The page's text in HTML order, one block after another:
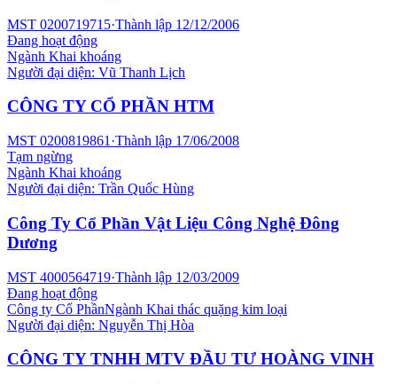
MST 0200719715·Thành lập 12/12/2006
Đang hoạt động
Ngành Khai khoáng
Người đại diện: Vũ Thanh Lịch
CÔNG TY CỔ PHẦN HTM
MST 0200819861 ·Thành lập 17/06/2008
Tạm ngừng
Ngành Khai khoáng
Người đại diện: Trần Quốc Hùng
Công Ty Cổ Phần Vật Liệu Công Nghệ Đông
Dương
MST 4000564719·Thành lập 12/03/2009
Đang hoạt động
Công ty Cổ PhầnNgành Khai thác quặng kim loại
Người đại diện: Nguyễn Thị Hòa
CÔNG TY TNHH MTV ĐẦU TƯ HOÀNG VINH